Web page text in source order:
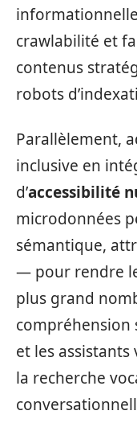
crawlabilité et
contenus
robots
Parallèlement,
inclusive en
d’accessibilité
microdonnées
sémantique,
— pour rendre
plus grand
compréhension
et les assistants
la recherche